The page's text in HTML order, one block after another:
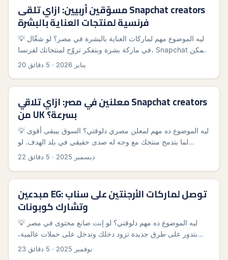
الجديدة زَي شراكة Snapchat مع Nykaa في برنامج Snap Star
Incubator. ...
مسوّقين أربيين: ازاي تلقى Snapchat creators
فرنسية لمنتجات العناية بالبشرة
💡 ليه الموضوع مهم لماركات العناية بالبشرة في مصر؟ لو شغّال
في ماركة بشرة وبتفكر تروّج لمنتجاتك لفرنسا، Snapchat ممكن
يبقى سلاح خطير — خصوصًا لو جمهور الهدف Gen Z وYoung
تقريرات عن السوق الهندي أظهرت إن Snap Stars والنشاط على
Spotlight زاد بشكل كبير، ودي إشارة إن المنصة فعّالة في جذب
اهتمام الفئات الأصغر (مرجع: تصريحات Saket Jha Saurabh في
Snap Inc). ...
20 يناير 2026 · 5 دقائق
معلنين في مصر: ازاي تلاقي Snapchat creators
من UK بسرعة؟
💡 ليه الموضوع ده مهم لمعلن مصري دلوقتي؟ السوق بيبقى أقوى
لما بتدمج منتجك مع وجه له صدى حقيقي في بلد الهدف. لو
علامتك عايزة تدخل السوق البريطاني، أو تستغل ترندات أوروبا
بس منصة للــsnaps، ده كمان بيستثمر في بناء المبدعين — مثال
واضح هو شراكة Snapchat مع Nykaa لإطلاق برنامج Snap Star
Incubator، برنامج 6 شهور لتأهيل 75 مبدع تجميل صاعد بمنح
تدريب ودعم وبناء علامة شخصية. وجود برامج زي دي معناه إن في
مع العلامات — فرصة لازم المعلن يعرف يستغلها (المصدر:
22 ديسمبر 2025 · 5 دقائق
مبدعين EG: توصل لماركات الأرجنتين على سناب
وتشارك كوبونات
💡 ليه الموضوع ده مهم دلوقتي؟ لو إنت صانع محتوى في مصر
بتدور على طرق جديدة تزود دخلك وتدخل على حملات عالمية،
الوصول لماركات في الأرجنتين على Snapchat فكرة ذكية —
23 نوفمبر 2025 · 5 دقائق